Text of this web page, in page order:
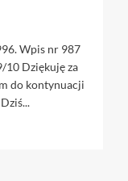
Wpis nr 987
10 Dziękuję za
do kontynuacji